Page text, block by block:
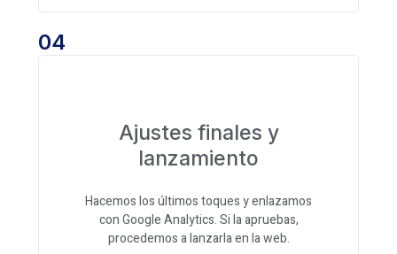
04
Ajustes finales y
lanzamiento
Hacemos los últimos toques y enlazamos
con Google Analytics. Si la apruebas,
procedemos a lanzarla en la web.